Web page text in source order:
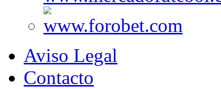
Aviso Legal
Contacto